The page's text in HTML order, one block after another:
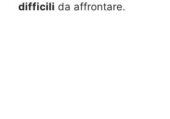
difficili da affrontare.